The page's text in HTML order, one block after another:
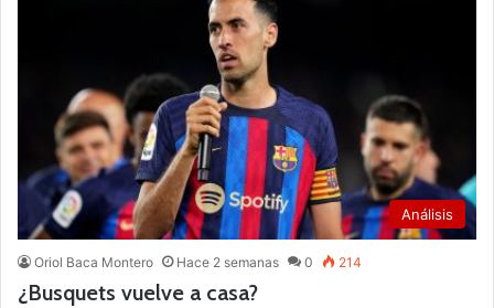
Análisis
Oriol Baca Montero Hace 2 semanas 0 214
¿Busquets vuelve a casa?